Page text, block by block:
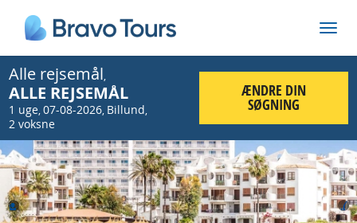
Alle rejsemål,
ALLE REJSEMÅL
1 uge,07-08-2026, Billund,
2 voksne
ÆNDRE DIN
SØGNING
Prev